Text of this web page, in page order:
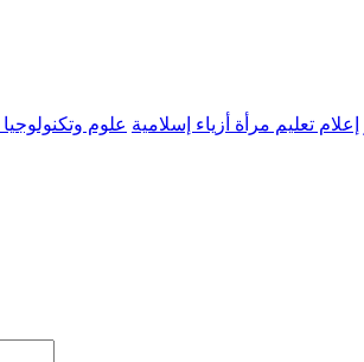
إعلام تعليم مرأة أزياء إسلامية علوم وتكنولوجيا